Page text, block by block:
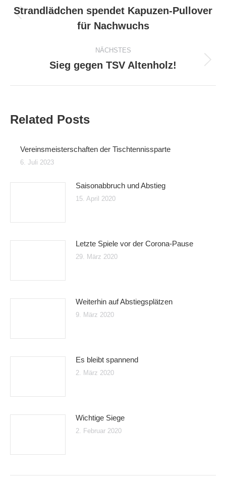
Vorheriger
Beitrag:
Strandlädchen spendet Kapuzen-Pullover
für Nachwuchs
NÄCHSTES
Nächster
Sieg gegen TSV Altenholz!
Related Posts
Vereinsmeisterschaften der Tischtennissparte
6. Juli 2023
Saisonabbruch und Abstieg
15. April 2020
Letzte Spiele vor der Corona-Pause
29. März 2020
Weiterhin auf Abstiegsplätzen
9. März 2020
Es bleibt spannend
2. März 2020
Wichtige Siege
2. Februar 2020